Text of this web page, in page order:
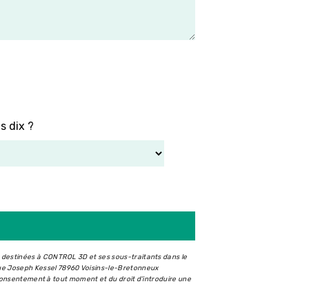
dix ?
à CONTROL 3D et ses sous-traitants dans le
Joseph Kessel 78960 Voisins-le-Bretonneux
à tout moment et du droit d’introduire une